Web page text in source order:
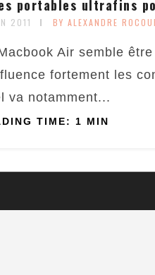
portables ultrafins
2011 BY ALEXANDRE
Air semble
fortement les
va notamment...
TIME: 1 MIN